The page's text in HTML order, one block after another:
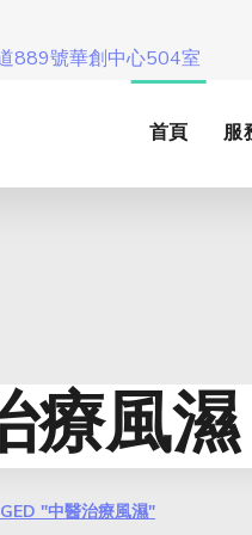
889號華創中心504室
首頁 服
療風
"中醫治療風濕"